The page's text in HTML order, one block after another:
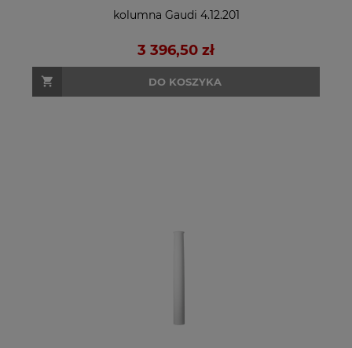
kolumna Gaudi 4.12.201
3 396,50 zł
DO KOSZYKA